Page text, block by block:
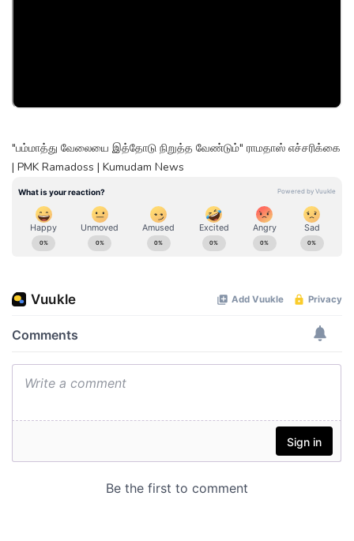
"பம்மாத்து வேலையை இத்தோடு நிறுத்த வேண்டும்" ராமதாஸ் எச்சரிக்கை
| PMK Ramadoss | Kumudam News